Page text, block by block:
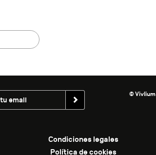
© Vivlium
Condiciones legales
Política de cookies